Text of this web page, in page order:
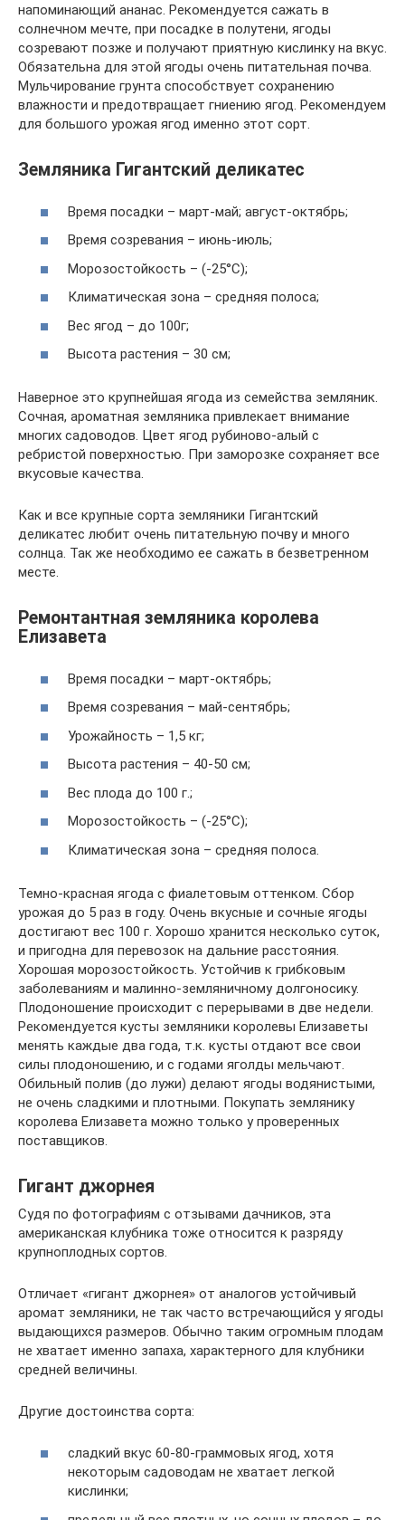
напоминающий ананас. Рекомендуется сажать в
солнечном мечте, при посадке в полутени, ягоды
созревают позже и получают приятную кислинку на вкус.
Обязательна для этой ягоды очень питательная почва.
Мульчирование грунта способствует сохранению
влажности и предотвращает гниению ягод. Рекомендуем
для большого урожая ягод именно этот сорт.
Земляника Гигантский деликатес
Время посадки – март-май; август-октябрь;
Время созревания – июнь-июль;
Морозостойкость – (-25°С);
Климатическая зона – средняя полоса;
Вес ягод – до 100г;
Высота растения – 30 см;
Наверное это крупнейшая ягода из семейства земляник.
Сочная, ароматная земляника привлекает внимание
многих садоводов. Цвет ягод рубиново-алый с
ребристой поверхностью. При заморозке сохраняет все
вкусовые качества.
Как и все крупные сорта земляники Гигантский
деликатес любит очень питательную почву и много
солнца. Так же необходимо ее сажать в безветренном
месте.
Ремонтантная земляника королева
Елизавета
Время посадки – март-октябрь;
Время созревания – май-сентябрь;
Урожайность – 1,5 кг;
Высота растения – 40-50 см;
Вес плода до 100 г.;
Морозостойкость – (-25°С);
Климатическая зона – средняя полоса.
Темно-красная ягода с фиалетовым оттенком. Сбор
урожая до 5 раз в году. Очень вкусные и сочные ягоды
достигают вес 100 г. Хорошо хранится несколько суток,
и пригодна для перевозок на дальние расстояния.
Хорошая морозостойкость. Устойчив к грибковым
заболеваниям и малинно-земляничному долгоносику.
Плодоношение происходит с перерывами в две недели.
Рекомендуется кусты земляники королевы Елизаветы
менять каждые два года, т.к. кусты отдают все свои
силы плодоношению, и с годами яголды мельчают.
Обильный полив (до лужи) делают ягоды водянистыми,
не очень сладкими и плотными. Покупать землянику
королева Елизавета можно только у проверенных
поставщиков.
Гигант джорнея
Судя по фотографиям с отзывами дачников, эта
американская клубника тоже относится к разряду
крупноплодных сортов.
Отличает «гигант джорнея» от аналогов устойчивый
аромат земляники, не так часто встречающийся у ягоды
выдающихся размеров. Обычно таким огромным плодам
не хватает именно запаха, характерного для клубники
средней величины.
Другие достоинства сорта:
сладкий вкус 60-80-граммовых ягод, хотя
некоторым садоводам не хватает легкой
кислинки;